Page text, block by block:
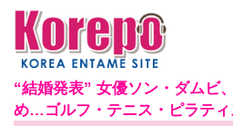
“結婚発表” 女優ソン・ダムビ
め…ゴルフ・テニス・ピラティ